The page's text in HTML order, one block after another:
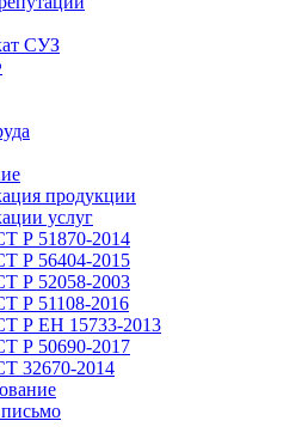
СУЗ
продукции
услуг
Р 51870-2014
Р 56404-2015
Р 52058-2003
Р 51108-2016
Р ЕН 15733-2013
Р 50690-2017
32670-2014